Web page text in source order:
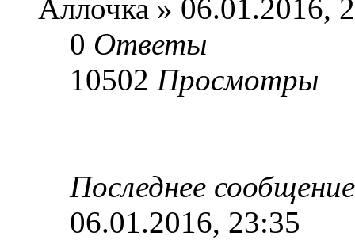
Аллочка » 06.01.2016,
0 Ответы
10502 Просмотры
Последнее
06.01.2016, 23:35